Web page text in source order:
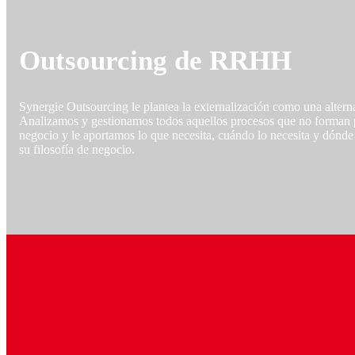
Outsourcing de RRHH
Synergie Outsourcing le plantea la externalización como una
Analizamos y gestionamos todos aquellos procesos que no
negocio y le aportamos lo que necesita, cuándo lo necesita y
su filosofía de negocio.